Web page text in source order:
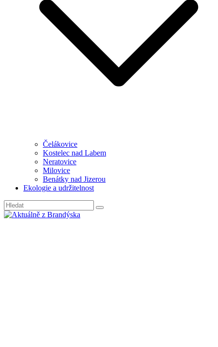
Čelákovice
Kostelec nad Labem
Neratovice
Milovice
Benátky nad Jizerou
Ekologie a udržitelnost